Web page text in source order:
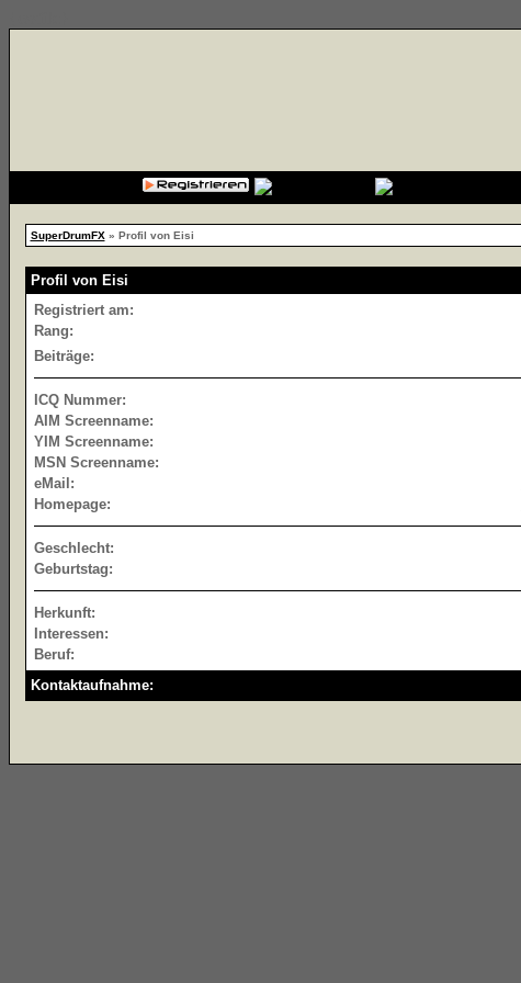
SuperDrumFX» Profil von Eisi
Profil von Eisi
Registriert am:
Rang:
Beiträge:
ICQ Nummer:
AIM Screenname:
YIM Screenname:
MSN Screenname:
eMail:
Homepage:
Geschlecht:
Geburtstag:
Herkunft:
Interessen:
Beruf:
Kontaktaufnahme: